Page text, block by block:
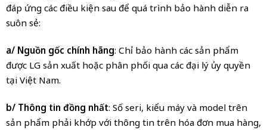
đáp ứng các điều kiện sau để quá trình bảo hành diễn ra
suôn sẻ:
a/ Nguồn gốc chính hãng: Chỉ bảo hành các sản phẩm
được LG sản xuất hoặc phân phối qua các đại lý ủy quyền
tại Việt Nam.
b/ Thông tin đồng nhất: Số seri, kiểu máy và model trên
sản phẩm phải khớp với thông tin trên hóa đơn mua hàng,